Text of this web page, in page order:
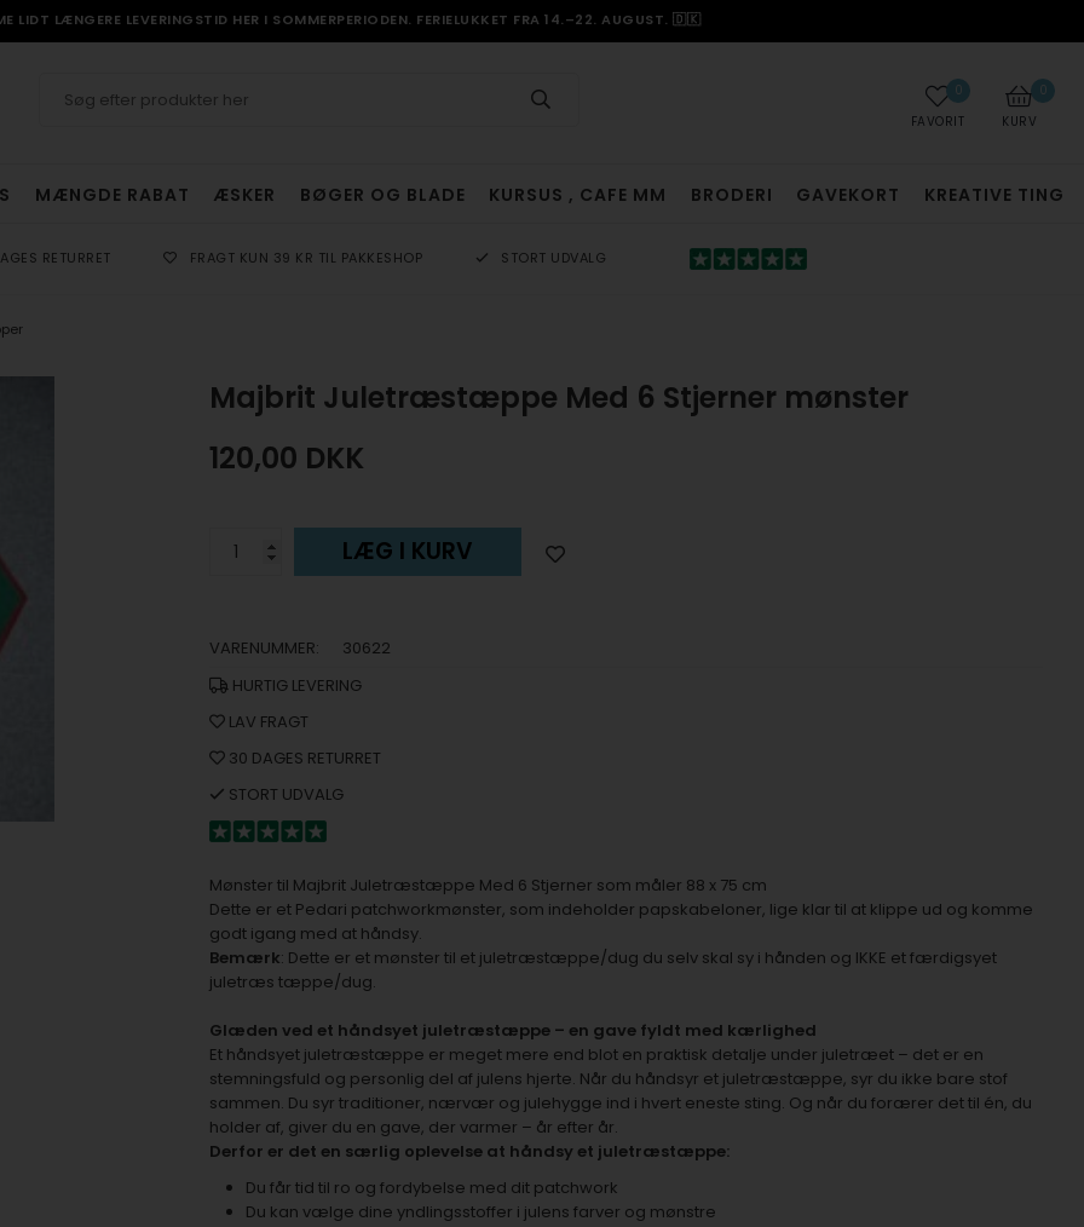
LIDT LÆNGERE LEVERINGSTID HER I SOMMERPERIODEN. FERIELUKKET FRA 14.–22. AUGUST. 🇩🇰
0
KURV
0
FAVORIT
MÆNGDE RABAT ÆSKER BØGER OG BLADE KURSUS , CAFE MM BRODERI GAVEKORT KREATIVE TING
RETURRET FRAGT KUN 39 KR TIL PAKKESHOP STORT UDVALG
Majbrit Juletræstæppe Med 6 Stjerner mønster
120,00 DKK
LÆG I KURV
VARENUMMER:
30622
HURTIG LEVERING
LAV FRAGT
30 DAGES RETURRET
STORT UDVALG
Mønster til Majbrit Juletræstæppe Med 6 Stjerner som måler 88 x 75 cm
Dette er et Pedari patchworkmønster, som indeholder papskabeloner, lige klar til at klippe ud og komme
godt igang med at håndsy.
Bemærk: Dette er et mønster til et juletræstæppe/dug du selv skal sy i hånden og IKKE et færdigsyet
juletræs tæppe/dug.
Glæden ved et håndsyet juletræstæppe – en gave fyldt med kærlighed
Et håndsyet juletræstæppe er meget mere end blot en praktisk detalje under juletræet – det er en
stemningsfuld og personlig del af julens hjerte. Når du håndsyr et juletræstæppe, syr du ikke bare stof
sammen. Du syr traditioner, nærvær og julehygge ind i hvert eneste sting. Og når du forærer det til én, du
holder af, giver du en gave, der varmer – år efter år.
Derfor er det en særlig oplevelse at håndsy et juletræstæppe:
Du får tid til ro og fordybelse med dit patchwork
Du kan vælge dine yndlingsstoffer i julens farver og mønstre